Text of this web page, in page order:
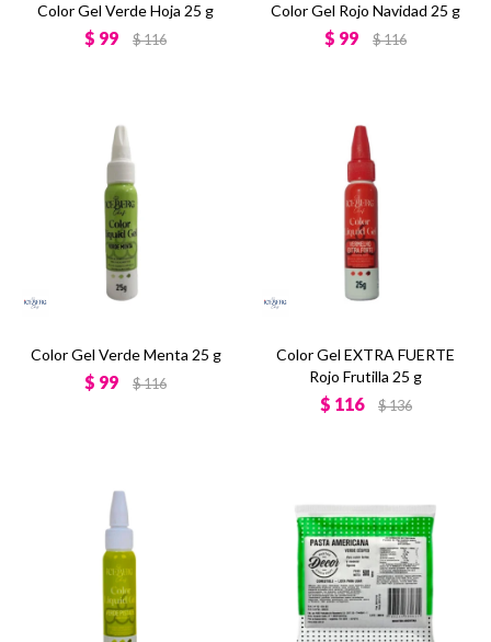
Color Gel Verde Hoja 25 g
$ 99 $116
Color Gel Rojo Navidad 25 g
$ 99 $116
Color Gel Verde Menta 25 g
$ 99 $116
Color Gel EXTRA FUERTE
Rojo Frutilla 25 g
$ 116 $136